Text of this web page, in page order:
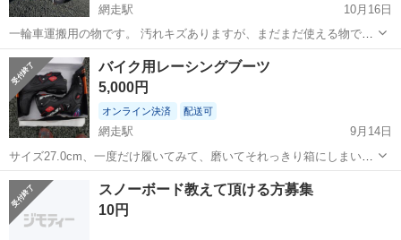
網走駅
10月16日
一輪車運搬用の物です。 汚れキズありますが、まだまだ使える物で
す。 使わなくなったので誰か使ってください。 一般の軽自動車の室内
後方にも積んで運べる大きさです。
北海道 網走市 網走駅 フィットネス、トレーニング
軽自動車
バイク用レーシングブーツ
5,000円
オンライン決済 配送可
網走駅
9月14日
サイズ27.0cm、一度だけ履いてみて、磨いてそれっきり箱にしまい込
んでたので汚れキズなどはありません。 誰かに使って頂きたいです。
北海道 網走駅 マリンスポーツ キズ
スノーボード教えて頂ける方募集
10円